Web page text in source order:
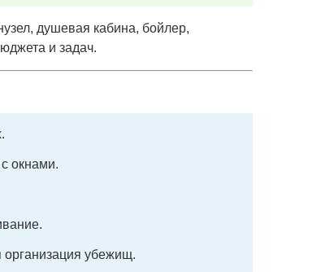
душевая кабина, бойлер,
и задач.
окнами.
убежищ.